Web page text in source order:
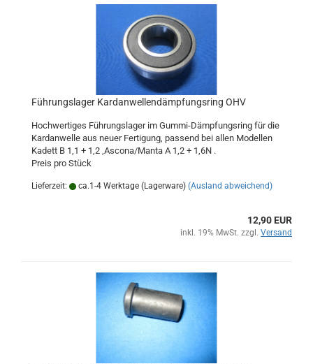
Führungslager Kardanwellendämpfungsring OHV
Hochwertiges Führungslager im Gummi-Dämpfungsring für die
Kardanwelle aus neuer Fertigung, passend bei allen Modellen
Kadett B 1,1 + 1,2 ,Ascona/Manta A 1,2 + 1,6N .
Preis pro Stück
Lieferzeit: ca.1-4 Werktage (Lagerware) (Ausland abweichend)
12,90 EUR
inkl. 19% MwSt. zzgl. Versand